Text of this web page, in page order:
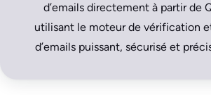
d’emails directement à partir de
utilisant le moteur de vérification
d’emails puissant, sécurisé et